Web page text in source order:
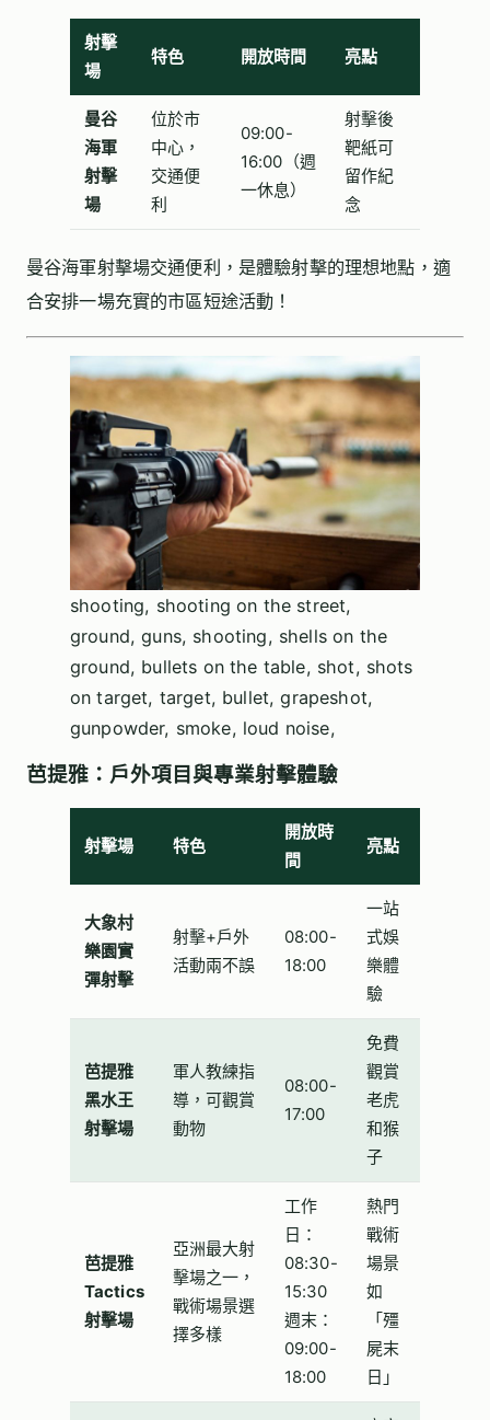
射擊
場
特色 開放時間 亮點
曼谷
海軍
射擊
場
位於市
中心，
交通便
利
09:00-
16:00（週
一休息）
射擊後
靶紙可
留作紀
念
曼谷海軍射擊場交通便利，是體驗射擊的理想地點，適
合安排一場充實的市區短途活動！
shooting, shooting on the street,
ground, guns, shooting, shells on the
ground, bullets on the table, shot, shots
on target, target, bullet, grapeshot,
gunpowder, smoke, loud noise,
芭提雅：戶外項目與專業射擊體驗
射擊場 特色
開放時
間
亮點
大象村
樂園實
彈射擊
射擊+戶外
活動兩不誤
08:00-
18:00
一站
式娛
樂體
驗
芭提雅
黑水王
射擊場
軍人教練指
導，可觀賞
動物
08:00-
17:00
免費
觀賞
老虎
和猴
子
芭提雅
Tactics
射擊場
亞洲最大射
擊場之一，
戰術場景選
擇多樣
工作
日：
08:30-
15:30
週末：
09:00-
18:00
熱門
戰術
場景
如
「殭
屍末
日」